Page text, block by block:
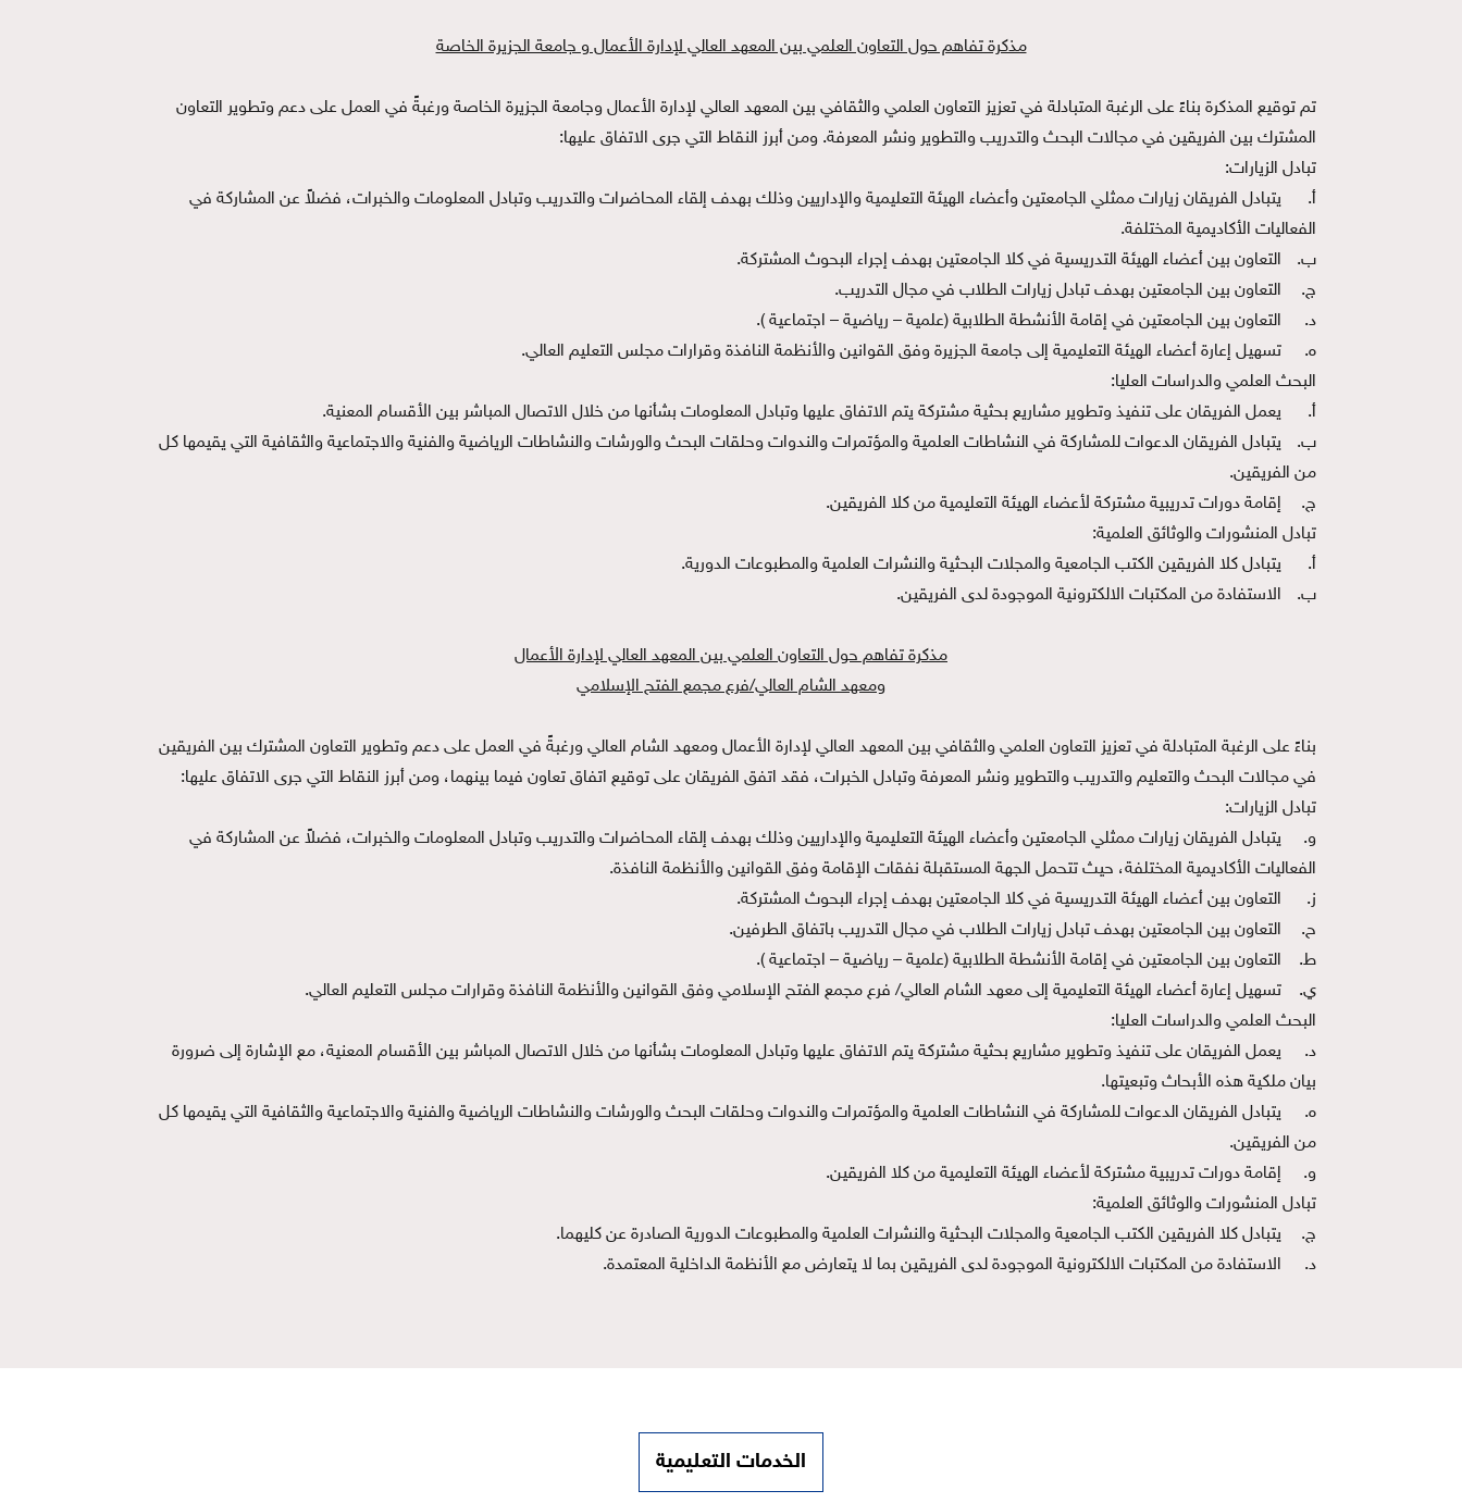
مذكرة تفاهم حول التعاون العلمي بين المعهد العالي لإدارة الأعمال و جامعة الجزيرة الخاصة
تم توقيع المذكرة بناءً على الرغبة المتبادلة في تعزيز التعاون العلمي والثقافي بين المعهد العالي لإدارة الأعمال وجامعة الجزيرة الخاصة ورغبةً في العمل على دعم وتطوير التعاون
المشترك بين الفريقين في مجالات البحث والتدريب والتطوير ونشر المعرفة. ومن أبرز النقاط التي جرى الاتفاق عليها:
تبادل الزيارات:
‌أ.
يتبادل الفريقان زيارات ممثلي الجامعتين وأعضاء الهيئة التعليمية والإداريين وذلك بهدف إلقاء المحاضرات والتدريب وتبادل المعلومات والخبرات، فضلاً عن المشاركة في
الفعاليات الأكاديمية المختلفة.
‌ب.
التعاون بين أعضاء الهيئة التدريسية في كلا الجامعتين بهدف إجراء البحوث المشتركة.
‌ج.
التعاون بين الجامعتين بهدف تبادل زيارات الطلاب في مجال التدريب.
‌د.
التعاون بين الجامعتين في إقامة الأنشطة الطلابية (علمية – رياضية – اجتماعية ).
‌ه.
تسهيل إعارة أعضاء الهيئة التعليمية إلى جامعة الجزيرة وفق القوانين والأنظمة النافذة وقرارات مجلس التعليم العالي.
البحث العلمي والدراسات العليا:
‌أ.
يعمل الفريقان على تنفيذ وتطوير مشاريع بحثية مشتركة يتم الاتفاق عليها وتبادل المعلومات بشأنها من خلال الاتصال المباشر بين الأقسام المعنية.
‌ب.
يتبادل الفريقان الدعوات للمشاركة في النشاطات العلمية والمؤتمرات والندوات وحلقات البحث والورشات والنشاطات الرياضية والفنية والاجتماعية والثقافية التي يقيمها كل
من الفريقين.
‌ج.
إقامة دورات تدريبية مشتركة لأعضاء الهيئة التعليمية من كلا الفريقين.
تبادل المنشورات والوثائق العلمية:
‌أ.
يتبادل كلا الفريقين الكتب الجامعية والمجلات البحثية والنشرات العلمية والمطبوعات الدورية.
‌ب.
الاستفادة من المكتبات الالكترونية الموجودة لدى الفريقين.
مذكرة تفاهم حول التعاون العلمي بين المعهد العالي لإدارة الأعمال
ومعهد الشام العالي/فرع مجمع الفتح الإسلامي
بناءً على الرغبة المتبادلة في تعزيز التعاون العلمي والثقافي بين المعهد العالي لإدارة الأعمال ومعهد الشام العالي ورغبةً في العمل على دعم وتطوير التعاون المشترك بين الفريقين
في مجالات البحث والتعليم والتدريب والتطوير ونشر المعرفة وتبادل الخبرات، فقد اتفق الفريقان على توقيع اتفاق تعاون فيما بينهما، ومن أبرز النقاط التي جرى الاتفاق عليها:
تبادل الزيارات:
‌و.
يتبادل الفريقان زيارات ممثلي الجامعتين وأعضاء الهيئة التعليمية والإداريين وذلك بهدف إلقاء المحاضرات والتدريب وتبادل المعلومات والخبرات، فضلاً عن المشاركة في
الفعاليات الأكاديمية المختلفة، حيث تتحمل الجهة المستقبلة نفقات الإقامة وفق القوانين والأنظمة النافذة.
‌ز.
التعاون بين أعضاء الهيئة التدريسية في كلا الجامعتين بهدف إجراء البحوث المشتركة.
‌ح.
التعاون بين الجامعتين بهدف تبادل زيارات الطلاب في مجال التدريب باتفاق الطرفين.
‌ط.
التعاون بين الجامعتين في إقامة الأنشطة الطلابية (علمية – رياضية – اجتماعية ).
‌ي.
تسهيل إعارة أعضاء الهيئة التعليمية إلى معهد الشام العالي/ فرع مجمع الفتح الإسلامي وفق القوانين والأنظمة النافذة وقرارات مجلس التعليم العالي.
البحث العلمي والدراسات العليا:
‌د.
يعمل الفريقان على تنفيذ وتطوير مشاريع بحثية مشتركة يتم الاتفاق عليها وتبادل المعلومات بشأنها من خلال الاتصال المباشر بين الأقسام المعنية، مع الإشارة إلى ضرورة
بيان ملكية هذه الأبحاث وتبعيتها.
‌ه.
يتبادل الفريقان الدعوات للمشاركة في النشاطات العلمية والمؤتمرات والندوات وحلقات البحث والورشات والنشاطات الرياضية والفنية والاجتماعية والثقافية التي يقيمها كل
من الفريقين.
‌و.
إقامة دورات تدريبية مشتركة لأعضاء الهيئة التعليمية من كلا الفريقين.
تبادل المنشورات والوثائق العلمية:
‌ج.
يتبادل كلا الفريقين الكتب الجامعية والمجلات البحثية والنشرات العلمية والمطبوعات الدورية الصادرة عن كليهما.
‌د.
الاستفادة من المكتبات الالكترونية الموجودة لدى الفريقين بما لا يتعارض مع الأنظمة الداخلية المعتمدة.
الخدمات التعليمية